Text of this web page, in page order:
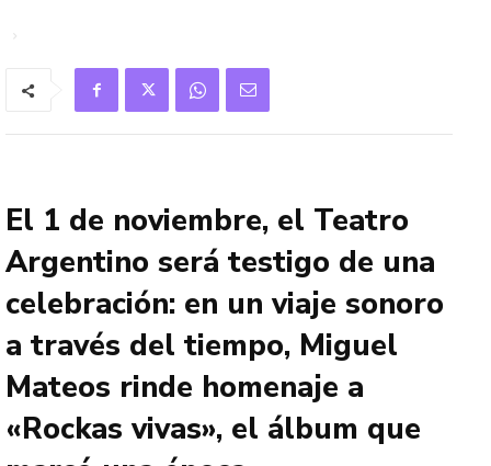
El 1 de noviembre, el Teatro
Argentino será testigo de una
celebración: en un viaje sonoro
a través del tiempo, Miguel
Mateos rinde homenaje a
«Rockas vivas», el álbum que